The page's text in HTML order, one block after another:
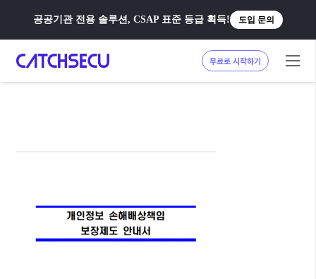
공공기관 전용 솔루션, CSAP 표준 등급 획득! 도입 문의
무료로 시작하기